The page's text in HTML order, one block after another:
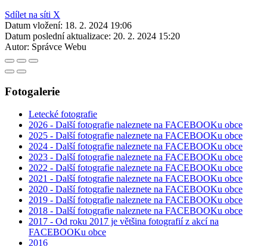
Sdílet na síti X
Datum vložení: 18. 2. 2024 19:06
Datum poslední aktualizace: 20. 2. 2024 15:20
Autor: Správce Webu
Fotogalerie
Letecké fotografie
2026 - Další fotografie naleznete na FACEBOOKu obce
2025 - Další fotografie naleznete na FACEBOOKu obce
2024 - Další fotografie naleznete na FACEBOOKu obce
2023 - Další fotografie naleznete na FACEBOOKu obce
2022 - Další fotografie naleznete na FACEBOOKu obce
2021 - Další fotografie naleznete na FACEBOOKu obce
2020 - Další fotografie naleznete na FACEBOOKu obce
2019 - Další fotografie naleznete na FACEBOOKu obce
2018 - Další fotografie naleznete na FACEBOOKu obce
2017 - Od roku 2017 je většina fotografií z akcí na
FACEBOOKu obce
2016